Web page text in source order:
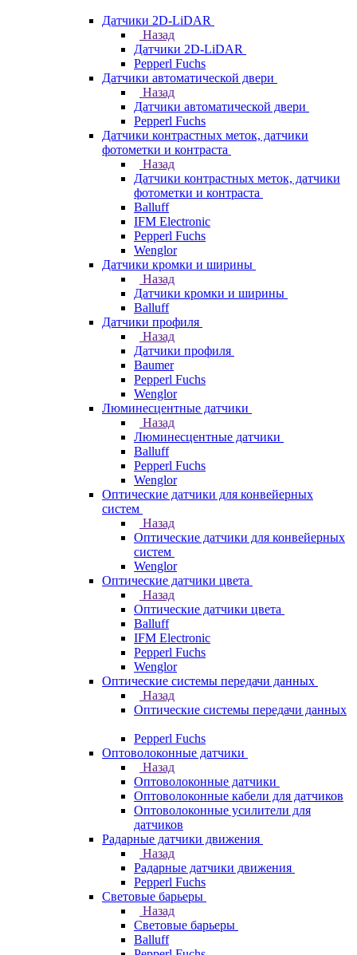
Датчики 2D-LiDAR
Назад
Датчики 2D-LiDAR
Pepperl Fuchs
Датчики автоматической двери
Назад
Датчики автоматической двери
Pepperl Fuchs
Датчики контрастных меток, датчики
фотометки и контраста
Назад
Датчики контрастных меток, датчики
фотометки и контраста
Balluff
IFM Electronic
Pepperl Fuchs
Wenglor
Датчики кромки и ширины
Назад
Датчики кромки и ширины
Balluff
Датчики профиля
Назад
Датчики профиля
Baumer
Pepperl Fuchs
Wenglor
Люминесцентные датчики
Назад
Люминесцентные датчики
Balluff
Pepperl Fuchs
Wenglor
Оптические датчики для конвейерных
систем
Назад
Оптические датчики для конвейерных
систем
Wenglor
Оптические датчики цвета
Назад
Оптические датчики цвета
Balluff
IFM Electronic
Pepperl Fuchs
Wenglor
Оптические системы передачи данных
Назад
Оптические системы передачи данных
Pepperl Fuchs
Оптоволоконные датчики
Назад
Оптоволоконные датчики
Оптоволоконные кабели для датчиков
Оптоволоконные усилители для
датчиков
Радарные датчики движения
Назад
Радарные датчики движения
Pepperl Fuchs
Световые барьеры
Назад
Световые барьеры
Balluff